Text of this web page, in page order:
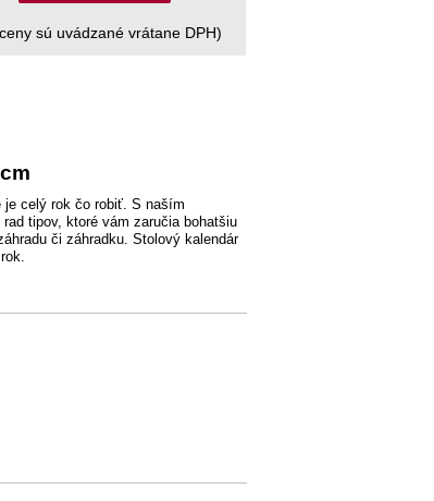
sú uvádzané vrátane DPH)
je celý rok čo robiť. S naším
tipov, ktoré vám zaručia bohatšiu
či záhradku. Stolový kalendár